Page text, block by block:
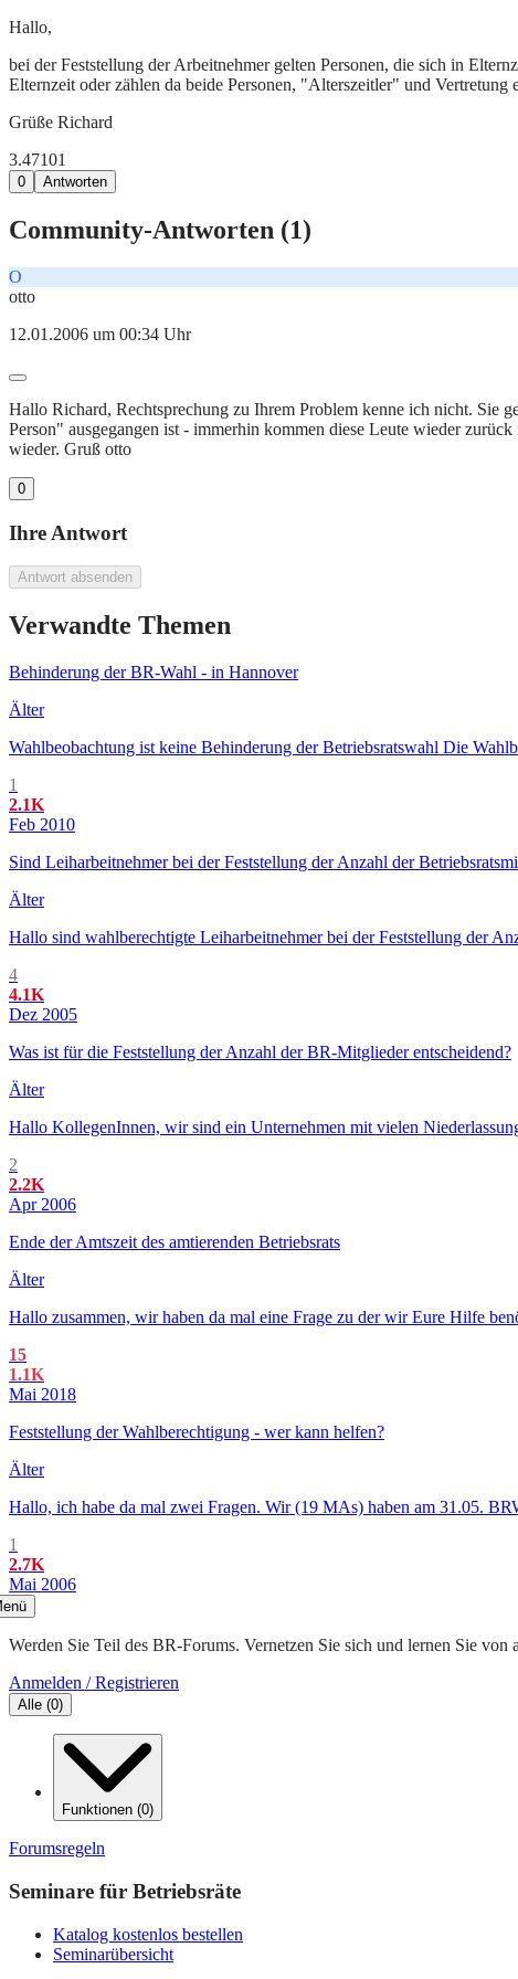
Hallo,
bei der Feststellung der Arbeitnehmer gelten Personen, die sich in
Elternzeit oder zählen da beide Personen, "Alterszeitler" und Vertretung
Grüße Richard
3.47101
0 Antworten
Community-Antworten (1)
O
otto
12.01.2006 um 00:34 Uhr
Hallo Richard, Rechtsprechung zu Ihrem Problem kenne ich nicht. Sie
Person" ausgegangen ist - immerhin kommen diese Leute wieder
wieder. Gruß otto
0
Ihre Antwort
Antwort absenden
Verwandte Themen
Behinderung der BR-Wahl - in Hannover
Älter
Wahlbeobachtung ist keine Behinderung der Betriebsratswahl Die
1
2.1K
Feb 2010
Sind Leiharbeitnehmer bei der Feststellung der Anzahl der
Älter
Hallo sind wahlberechtigte Leiharbeitnehmer bei der Feststellung der
4
4.1K
Dez 2005
Was ist für die Feststellung der Anzahl der BR-Mitglieder entscheidend?
Älter
Hallo KollegenInnen, wir sind ein Unternehmen mit vielen
2
2.2K
Apr 2006
Ende der Amtszeit des amtierenden Betriebsrats
Älter
Hallo zusammen, wir haben da mal eine Frage zu der wir Eure Hilfe
15
1.1K
Mai 2018
Feststellung der Wahlberechtigung - wer kann helfen?
Älter
Hallo, ich habe da mal zwei Fragen. Wir (19 MAs) haben am 31.05.
1
2.7K
Mai 2006
Werden Sie Teil des BR-Forums. Vernetzen Sie sich und lernen Sie von
Anmelden / Registrieren
Alle (0)
Funktionen (0)
Forumsregeln
Seminare für Betriebsräte
Katalog kostenlos bestellen
Seminarübersicht